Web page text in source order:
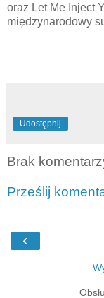
oraz Let Me Inject
międzynarodowy
Udostępnij
Brak
Prześlij
‹